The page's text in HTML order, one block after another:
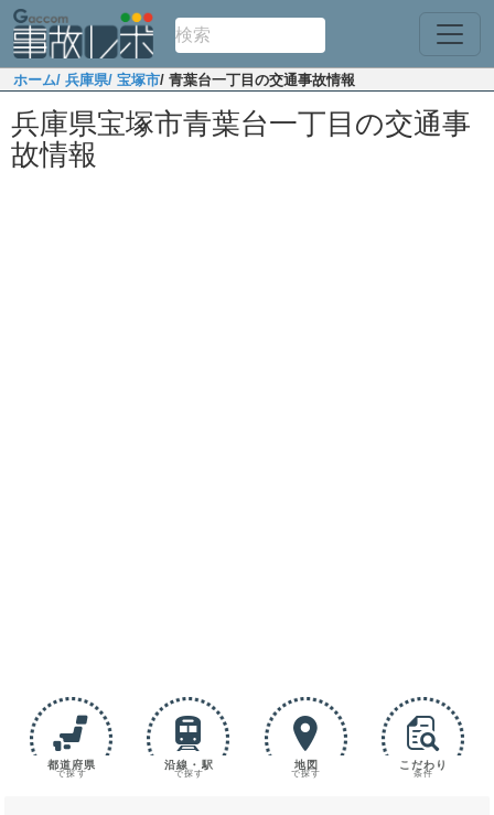
ホーム/ 兵庫県/ 宝塚市/ 青葉台一丁目の交通事故情報
兵庫県宝塚市青葉台一丁目の交通事
故情報
都道府県
で探す
沿線・駅
で探す
地図
で探す
こだわり
条件